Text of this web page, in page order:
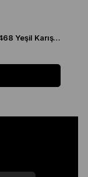
Aker Defolu Tivil İpek Eşarp 36468 Yeşil Karışık Desen